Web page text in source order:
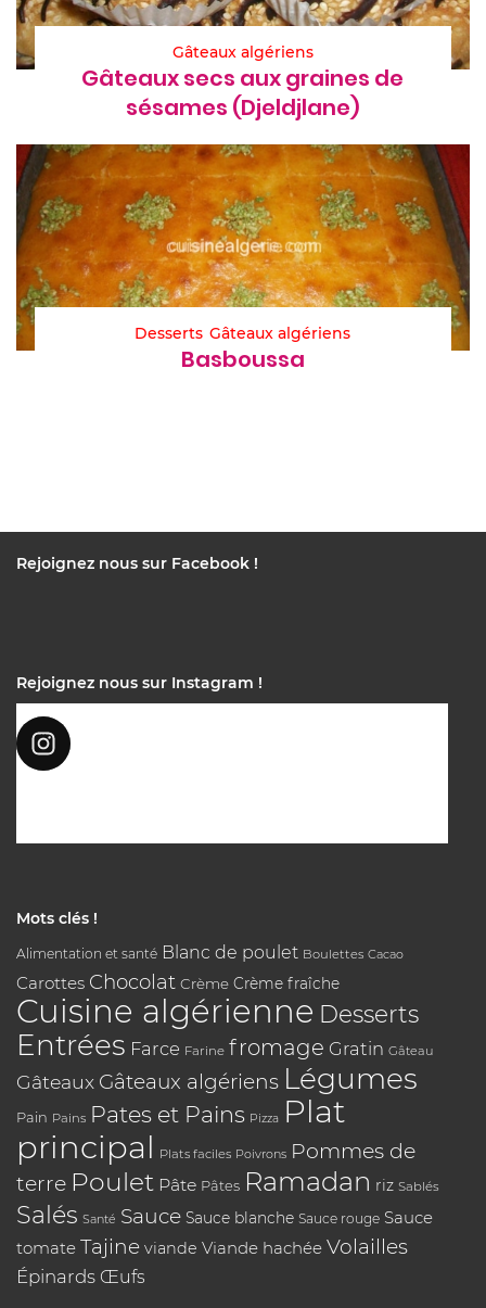
Gâteaux algériens
Gâteaux secs aux graines de
sésames (Djeldjlane)
Desserts Gâteaux algériens
Basboussa
Rejoignez nous sur Facebook !
Rejoignez nous sur Instagram !
Mots clés !
Alimentation et santé Blanc de poulet Boulettes Cacao
Carottes Chocolat Crème Crème fraîche
Cuisine algérienne Desserts
Entrées Farce Farine fromage Gratin Gâteau
Gâteaux Gâteaux algériens Légumes
Pain Pains Pates et Pains Pizza Plat
principal Plats faciles Poivrons Pommes de
terre Poulet Pâte Pâtes Ramadan riz Sablés
Salés Santé Sauce Sauce blanche Sauce rouge Sauce
tomate Tajine viande Viande hachée Volailles
Épinards Œufs